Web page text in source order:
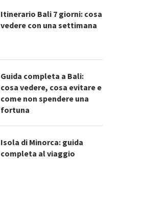
Itinerario Bali 7 giorni: cosa
vedere con una settimana
Guida completa a Bali:
cosa vedere, cosa evitare e
come non spendere una
fortuna
Isola di Minorca: guida
completa al viaggio